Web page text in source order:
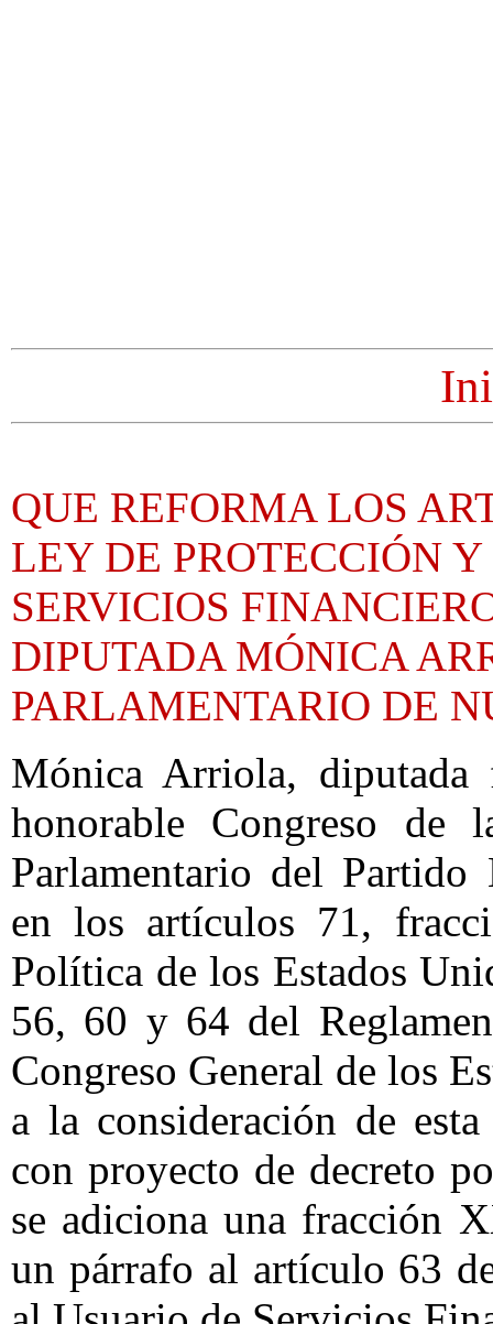
QUE REFORMA LOS
LEY DE PROTECCIÓN
SERVICIOS
DIPUTADA MÓNICA
PARLAMENTARIO DE
Mónica Arriola,
honorable Congreso de
Parlamentario del
en los artículos 71,
Política de los Estados
56, 60 y 64 del
Congreso General de los
a la consideración de
con proyecto de decreto
se adiciona una fracción
un párrafo al artículo 63